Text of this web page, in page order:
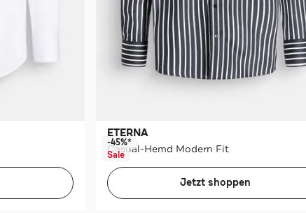
ETERNA
Casual-Hemd Modern Fit
-45%*
Sale
Jetzt shoppen